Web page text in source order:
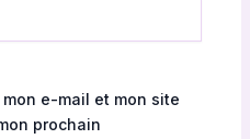
e-mail et mon site
prochain